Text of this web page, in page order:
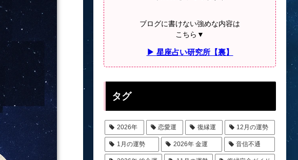
ブログに書けない強めな内容は
こちら▼
▶ 星座占い研究所【裏】
タグ
2026年 恋愛運 復縁運 12月の運勢
1月の運勢 2026年 金運 音信不通